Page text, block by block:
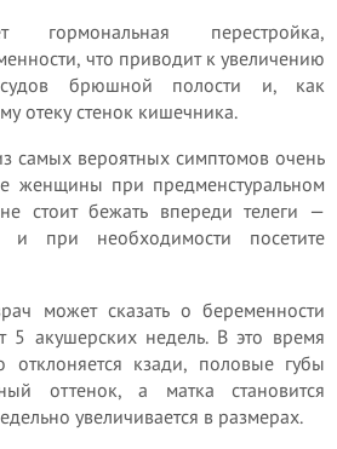
гормональная перестройка,
что приводит к увеличению
брюшной полости и, как
отеку стенок кишечника.
самых вероятных симптомов очень
женщины при предменстуральном
стоит бежать впереди телеги —
и при необходимости посетите
может сказать о беременности
акушерских недель. В это время
кзади, половые губы
оттенок, а матка становится
увеличивается в размерах.